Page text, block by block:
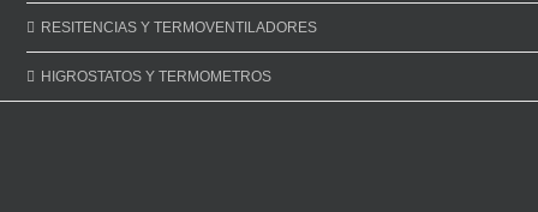
RESITENCIAS Y TERMOVENTILADORES
HIGROSTATOS Y TERMOMETROS